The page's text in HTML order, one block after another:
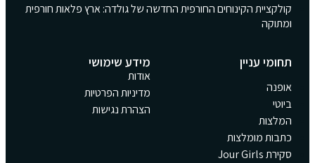
קולקציית הקינוחים החורפית החדשה של גולדה: ארץ פלאות חורפית
ומתוקה
תחומי עניין
אופנה
ביוטי
המלצות
כתבות מומלצות
סקירת Jour Girls
מידע שימושי
אודות
מדיניות הפרטיות
הצהרת נגישות